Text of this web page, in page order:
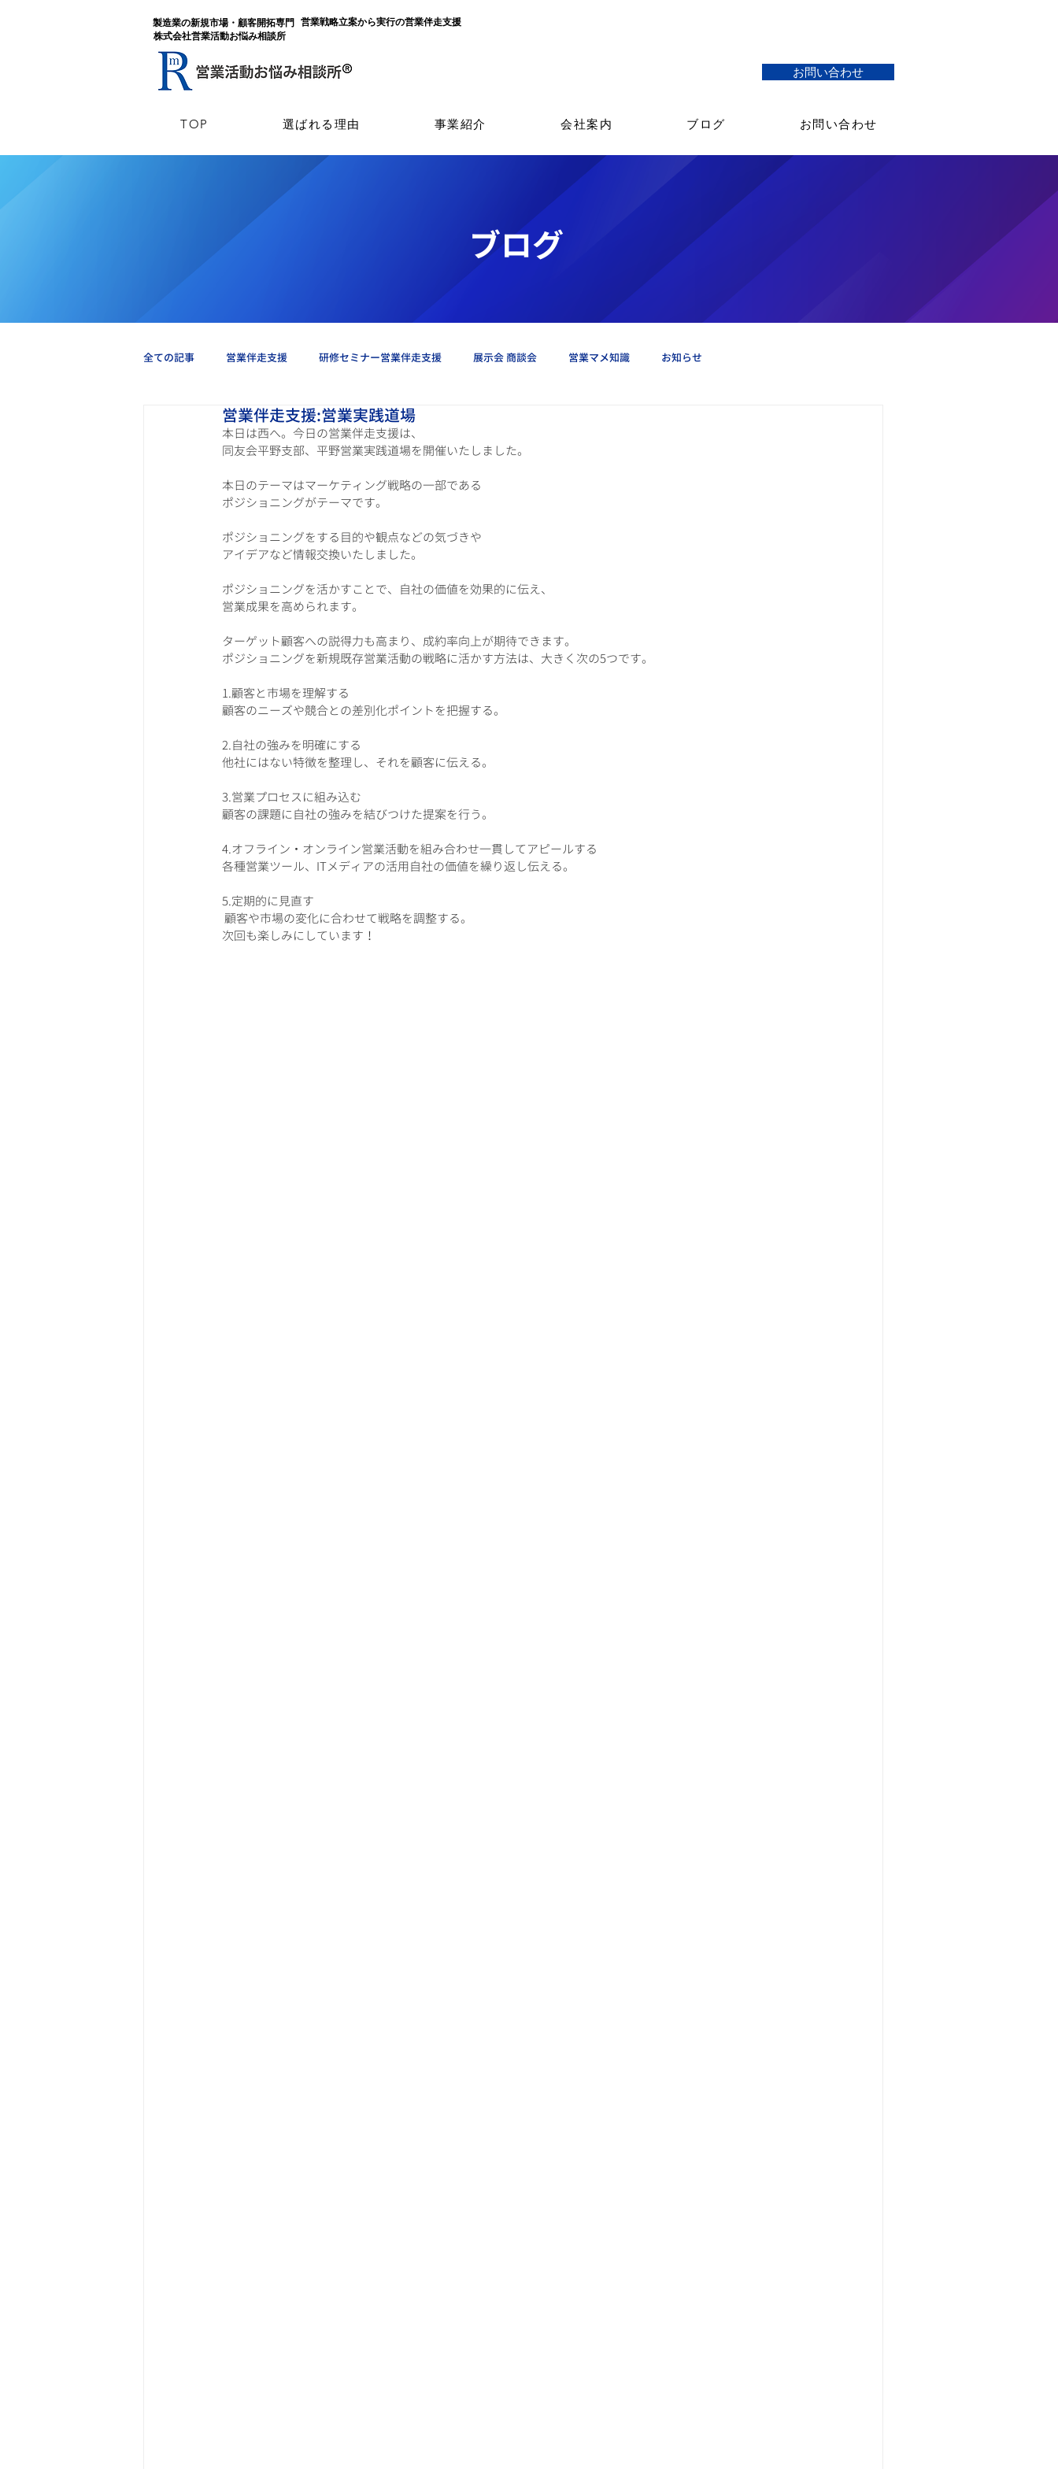
​製造業の新規市場・顧客開拓専門
​株式会社営業活動お悩み相談所
​営業戦略立案から実行の営業伴走支援
お問い合わせ
TOP 選ばれる理由 事業紹介 会社案内 ブログ お問い合わせ
​ブログ
全ての記事 営業伴走支援 研修セミナー営業伴走支援 展示会 商談会 営業マメ知識 お知らせ
営業伴走支援:営業実践道場
本日は西へ。今日の営業伴走支援は、
同友会平野支部、平野営業実践道場を開催いたしました。
本日のテーマはマーケティング戦略の一部である
ポジショニングがテーマです。
ポジショニングをする目的や観点などの気づきや
アイデアなど情報交換いたしました。
ポジショニングを活かすことで、自社の価値を効果的に伝え、
営業成果を高められます。
ターゲット顧客への説得力も高まり、成約率向上が期待できます。
ポジショニングを新規既存営業活動の戦略に活かす方法は、大きく次の5つです。
1.顧客と市場を理解する
顧客のニーズや競合との差別化ポイントを把握する。
2.自社の強みを明確にする
他社にはない特徴を整理し、それを顧客に伝える。
3.営業プロセスに組み込む
顧客の課題に自社の強みを結びつけた提案を行う。
4.オフライン・オンライン営業活動を組み合わせ一貫してアピールする
各種営業ツール、ITメディアの活用自社の価値を繰り返し伝える。
5.定期的に見直す
顧客や市場の変化に合わせて戦略を調整する。
次回も楽しみにしています！